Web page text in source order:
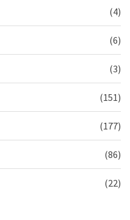
(4)
(6)
(3)
(151)
(177)
(86)
(22)